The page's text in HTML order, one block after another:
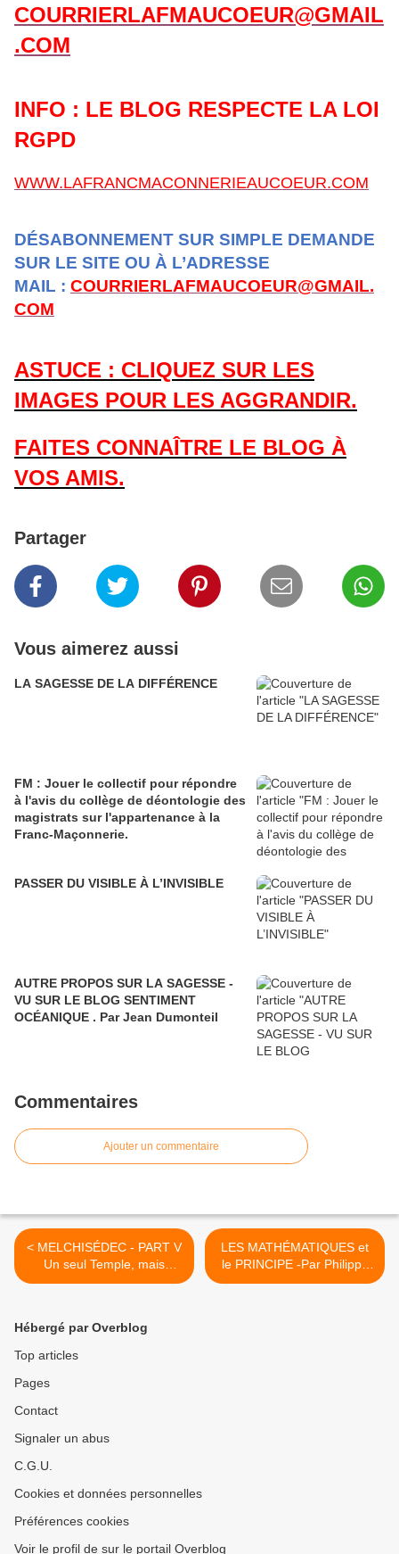
COURRIERLAFMAUCOEUR@GMAIL
.COM
INFO : LE BLOG RESPECTE LA LOI
RGPD
WWW.LAFRANCMACONNERIEAUCOEUR.COM
DÉSABONNEMENT SUR SIMPLE DEMANDE
SUR LE SITE OU À L’ADRESSE
MAIL : COURRIERLAFMAUCOEUR@GMAIL.
COM
ASTUCE : CLIQUEZ SUR LES
IMAGES POUR LES AGGRANDIR.
FAITES CONNAÎTRE LE BLOG À
VOS AMIS.
Partager
Vous aimerez aussi
LA SAGESSE DE LA DIFFÉRENCE
FM : Jouer le collectif pour répondre
à l'avis du collège de déontologie des
magistrats sur l'appartenance à la
Franc-Maçonnerie.
PASSER DU VISIBLE À L’INVISIBLE
AUTRE PROPOS SUR LA SAGESSE -
VU SUR LE BLOG SENTIMENT
OCÉANIQUE . Par Jean Dumonteil
Commentaires
Ajouter un commentaire
< MELCHISÉDEC - PART V
Un seul Temple, mais
plusieurs synagogues....
DIDIER
LES MATHÉMATIQUES et
le PRINCIPE -Par Philippe
Dubach. >
Hébergé par Overblog
Top articles
Pages
Contact
Signaler un abus
C.G.U.
Cookies et données personnelles
Préférences cookies
Voir le profil de sur le portail Overblog